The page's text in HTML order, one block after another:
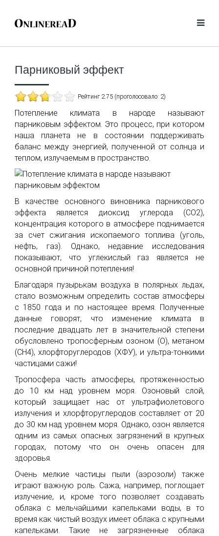
Парниковый эффект
Рейтинг 2.75 (проголосовало: 2)
Потепление климата в народе называют
парниковым эффектом. Это процесс, при котором
наша планета не в состоянии поддерживать
баланс между энергией, полученной от солнца и
теплом, излучаемым в пространство.
В качестве основного виновника парникового
эффекта является диоксид углерода (CO2),
концентрация которого в атмосфере поднимается
за счет сжигания ископаемого топлива (уголь,
нефть, газ). Однако, недавние исследования
показывают, что углекислый газ является не
основной причиной потепления!
Благодаря пузырькам воздуха в полярных льдах,
стало возможным определить состав атмосферы
с 1850 года и по настоящее время. Полученные
данные говорят, что изменение климата в
последние двадцать лет в значительной степени
обусловлено тропосферным озоном (O), метаном
(CH4), хлорфторуглеродов (ХФУ), и ультра-тонкими
частицами сажи!
Тропосфера часть атмосферы, протяженностью
до 10 км над уровнем моря. Озоновый слой,
который защищает нас от ультрафиолетового
излучения и хлорфторуглеродов составляет от 20
до 30 км над уровнем моря. Однако, озон является
одним из самых опасных загрязнений в крупных
городах, потому что он очень опасен для
здоровья.
Очень мелкие частицы пыли (аэрозоли) также
играют важную роль. Сажа, например, поглощает
излучение, и, кроме того позволяет создавать
облака с мельчайшими капельками воды, в то
время как чистый воздух имеет облака с крупными
капельками. Такие не загрязненные облака